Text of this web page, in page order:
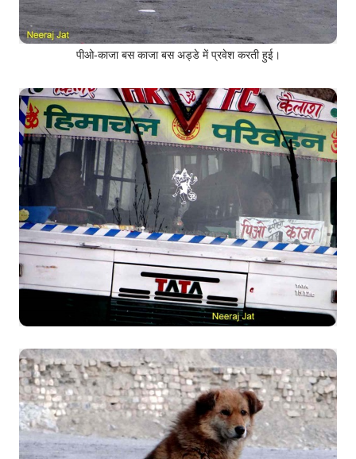
पीओ-काजा बस काजा बस अड्डे में प्रवेश करती हुई।